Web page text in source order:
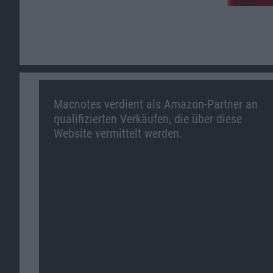
Macnotes verdient als Amazon-Partner an
qualifizierten Verkäufen, die über diese
Website vermittelt werden.